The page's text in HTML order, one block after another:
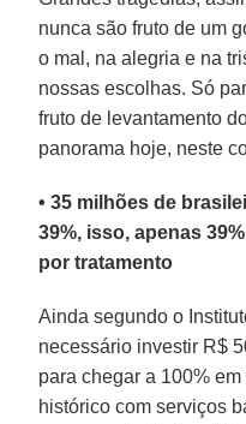
nunca são fruto de um
o mal, na alegria e na
nossas escolhas. Só
fruto de levantamento
panorama hoje, neste
• 35 milhões de
39%, isso, apenas
por tratamento
Ainda segundo o
necessário investir R$
para chegar a 100%
histórico com serviços